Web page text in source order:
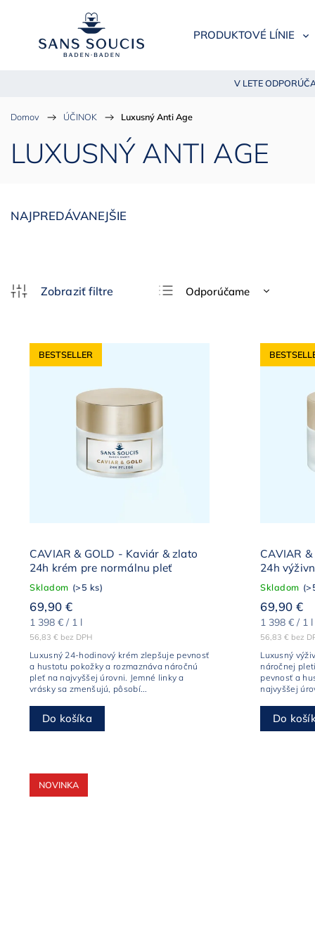
PRODUKTOVÉ LÍNIE
V LETE
Domov / ÚČINOK / Luxusný Anti Age
LUXUSNÝ ANTI AGE
NAJPREDÁVANEJŠIE
Odporúčame
Najpredávanejšie
BESTSELLER
CAVIAR & GOLD - Kaviár & zlato
24h krém pre normálnu pleť
Skladom (>5 ks)
56,83 € bez DPH
69,90 €
1 398 € / 1 l
Do košíka
Luxusný 24-hodinový krém zlepšuje pevnosť
a hustotu pokožky a rozmaznáva náročnú
pleť na najvyššej úrovni. Jemné linky a
vrásky sa zmenšujú, pôsobí...
CAVIAR
24h
Skladom
56,83 € bez
69,90 €
1 398 € / 1 l
Do
Luxusný
náročnej
pevnosť a
najvyššej
NOVINKA